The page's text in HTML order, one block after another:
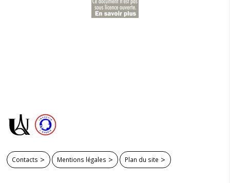
Contacts Mentions légales Plan du site